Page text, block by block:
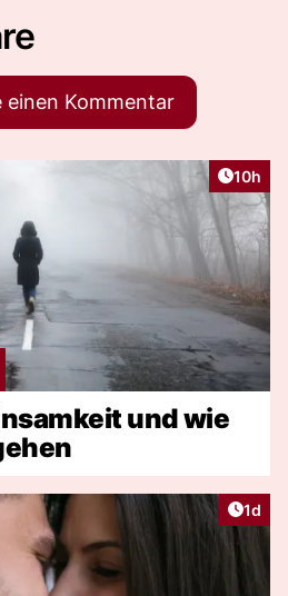
einen Kommentar
Artikel
10h
und wie
1d